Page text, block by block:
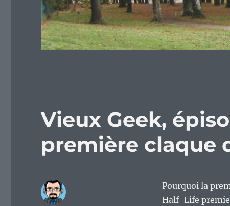
Vieux Geek,
première claque
Pourquoi la
Half-Life